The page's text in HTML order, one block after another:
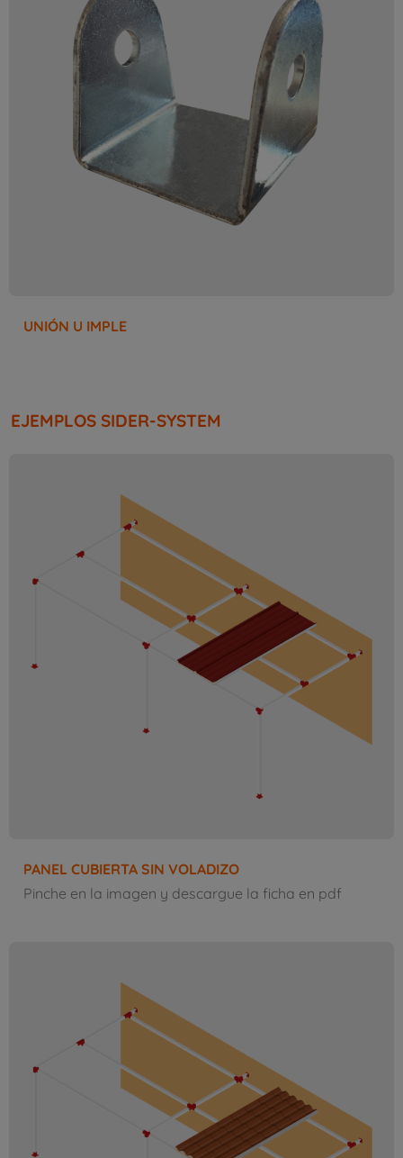
UNIÓN U IMPLE
EJEMPLOS SIDER-SYSTEM
PANEL CUBIERTA SIN VOLADIZO
Pinche en la imagen y descargue la ficha en pdf